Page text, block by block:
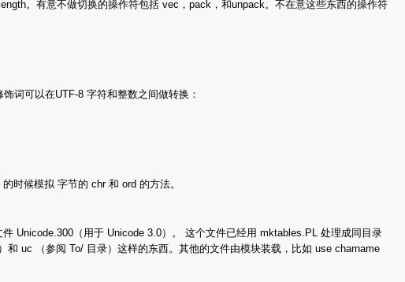
。有意不做切换的操作符包括 vec，pack，和unpack。不在意这些东西的操作符
词可以在UTF-8 字符和整数之间做转换：
时候模拟 字节的 chr 和 ord 的方法。
Unicode.300（用于 Unicode 3.0）。 这个文件已经用 mktables.PL 处理成同目录
uc （参阅 To/ 目录）这样的东西。其他的文件由模块装载，比如 use charname